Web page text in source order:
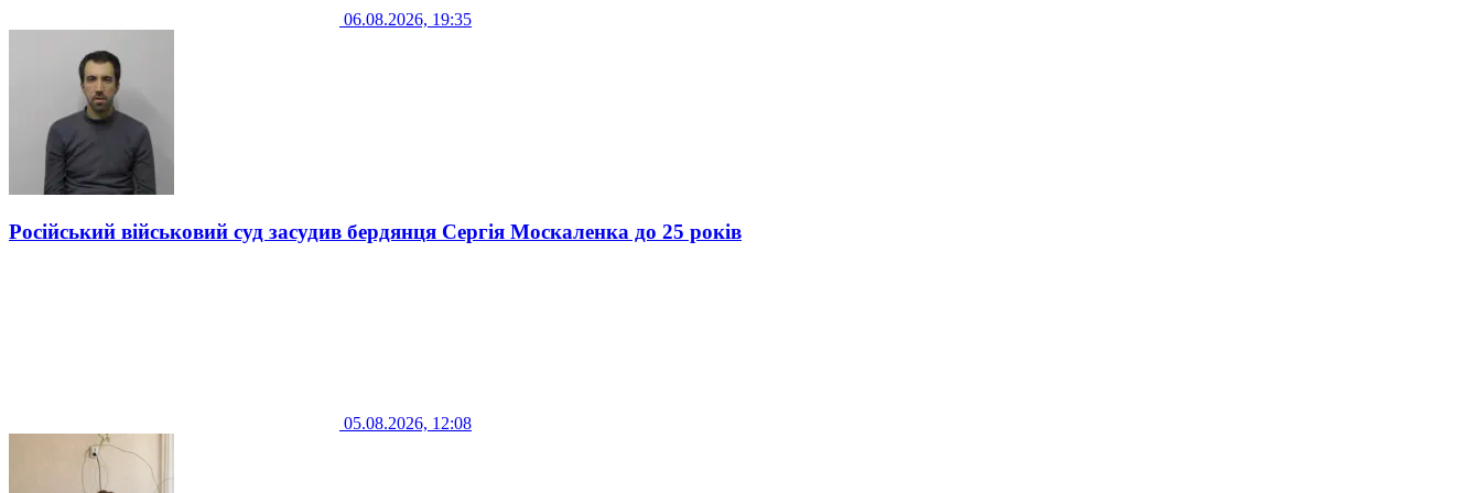
06.08.2026, 19:35
Російський військовий суд засудив бердянця Сергія Москаленка до 25 років
05.08.2026, 12:08